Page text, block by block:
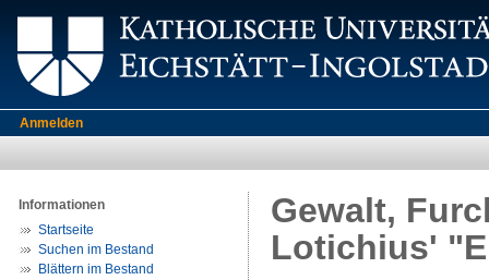
Anmelden
Informationen
Startseite
Suchen im Bestand
Blättern im Bestand
Gewalt,
Lotichius'